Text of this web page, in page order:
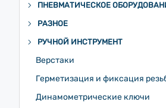
ПНЕВМАТИЧЕСКОЕ
РАЗНОЕ
РУЧНОЙ ИНСТРУМЕНТ
Верстаки
Герметизация и фиксация
Динамометрические ключи